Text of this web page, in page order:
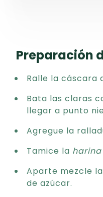
Preparación
Ralle la cáscara
Bata las claras
llegar a punto
Agregue la
Tamice la harina
Aparte mezcle
de azúcar.